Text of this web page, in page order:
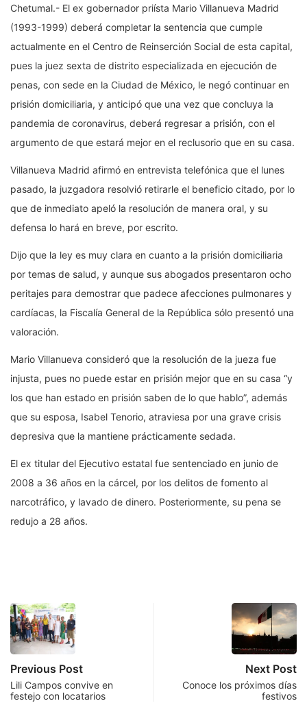
Chetumal.- El ex gobernador priísta Mario Villanueva Madrid
(1993-1999) deberá completar la sentencia que cumple
actualmente en el Centro de Reinserción Social de esta capital,
pues la juez sexta de distrito especializada en ejecución de
penas, con sede en la Ciudad de México, le negó continuar en
prisión domiciliaria, y anticipó que una vez que concluya la
pandemia de coronavirus, deberá regresar a prisión, con el
argumento de que estará mejor en el reclusorio que en su casa.
Villanueva Madrid afirmó en entrevista telefónica que el lunes
pasado, la juzgadora resolvió retirarle el beneficio citado, por lo
que de inmediato apeló la resolución de manera oral, y su
defensa lo hará en breve, por escrito.
Dijo que la ley es muy clara en cuanto a la prisión domiciliaria
por temas de salud, y aunque sus abogados presentaron ocho
peritajes para demostrar que padece afecciones pulmonares y
cardíacas, la Fiscalía General de la República sólo presentó una
valoración.
Mario Villanueva consideró que la resolución de la jueza fue
injusta, pues no puede estar en prisión mejor que en su casa “y
los que han estado en prisión saben de lo que hablo”, además
que su esposa, Isabel Tenorio, atraviesa por una grave crisis
depresiva que la mantiene prácticamente sedada.
El ex titular del Ejecutivo estatal fue sentenciado en junio de
2008 a 36 años en la cárcel, por los delitos de fomento al
narcotráfico, y lavado de dinero. Posteriormente, su pena se
redujo a 28 años.
Previous Post
Lili Campos convive en
festejo con locatarios
Next Post
Conoce los próximos días
festivos